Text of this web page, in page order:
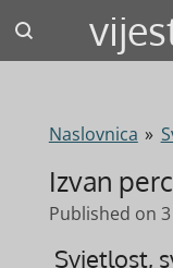
Skip
Naslovnica »
Izvan
Published on
Svjetlost,